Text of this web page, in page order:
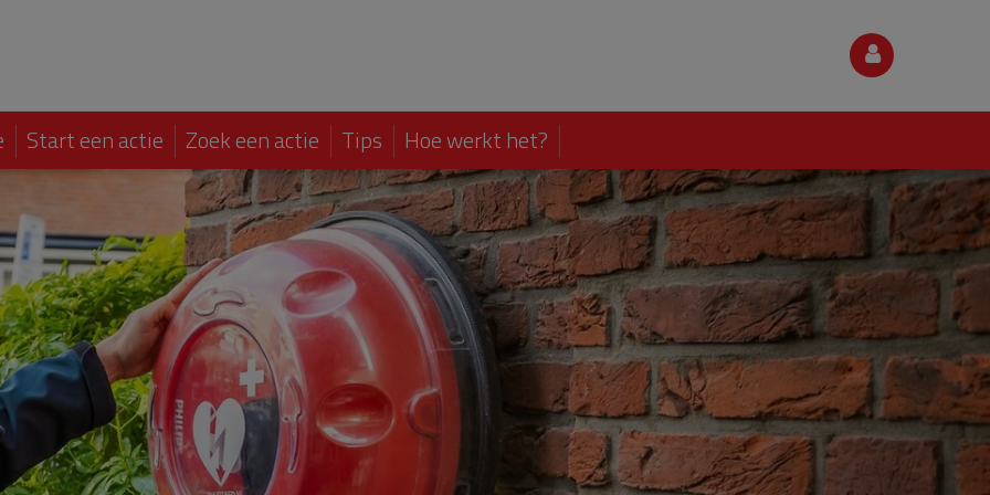
Start een actie Zoek een actie Tips Hoe werkt het?